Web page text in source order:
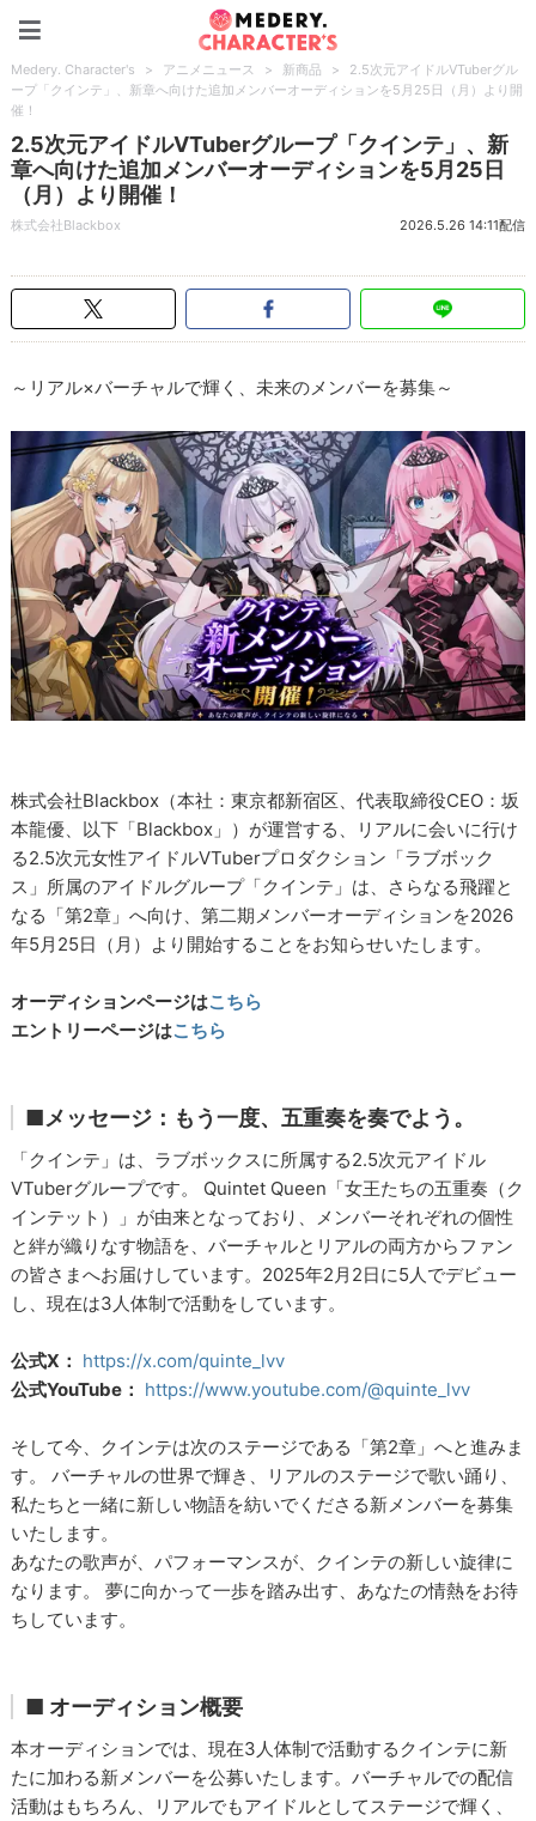
Medery. Character's > アニメニュース > 新商品 >
2.5次元アイドルVTuberグル
ープ「クインテ」、新章へ向けた追加メンバーオーディションを5月25日（月）より開
催！
2.5次元アイドルVTuberグループ「クインテ」、新
章へ向けた追加メンバーオーディションを5月25日
（月）より開催！
株式会社Blackbox 2026.5.26 14:11配信
～リアル×バーチャルで輝く、未来のメンバーを募集～
株式会社Blackbox（本社：東京都新宿区、代表取締役CEO：坂
本龍優、以下「Blackbox」）が運営する、リアルに会いに行け
る2.5次元女性アイドルVTuberプロダクション「ラブボック
ス」所属のアイドルグループ「クインテ」は、さらなる飛躍と
なる「第2章」へ向け、第二期メンバーオーディションを2026
年5月25日（月）より開始することをお知らせいたします。
オーディションページはこちら
エントリーページはこちら
■メッセージ：もう一度、五重奏を奏でよう。
「クインテ」は、ラブボックスに所属する2.5次元アイドル
VTuberグループです。 Quintet Queen「女王たちの五重奏（ク
インテット）」が由来となっており、メンバーそれぞれの個性
と絆が織りなす物語を、バーチャルとリアルの両方からファン
の皆さまへお届けしています。2025年2月2日に5人でデビュー
し、現在は3人体制で活動をしています。
公式X： https://x.com/quinte_lvv
公式YouTube： https://www.youtube.com/@quinte_lvv
そして今、クインテは次のステージである「第2章」へと進みま
す。 バーチャルの世界で輝き、リアルのステージで歌い踊り、
私たちと一緒に新しい物語を紡いでくださる新メンバーを募集
いたします。
あなたの歌声が、パフォーマンスが、クインテの新しい旋律に
なります。 夢に向かって一歩を踏み出す、あなたの情熱をお待
ちしています。
■ オーディション概要
本オーディションでは、現在3人体制で活動するクインテに新
たに加わる新メンバーを公募いたします。バーチャルでの配信
活動はもちろん、リアルでもアイドルとしてステージで輝く、